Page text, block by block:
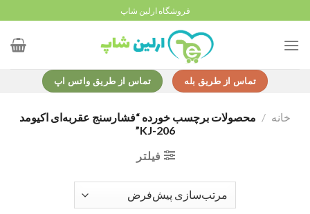
to
content
فروشگاه ارلین شاپ
تماس از طریق بله تماس از طریق واتس اپ
خانه / محصولات برچسب خورده “فشارسنج عقربه‌ای اکیومد
KJ-206”
فیلتر